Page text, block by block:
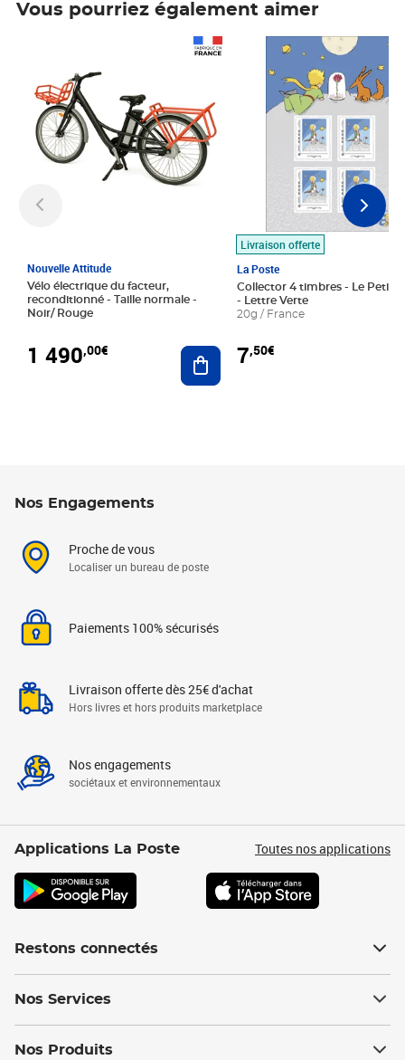
Vous pourriez également aimer
Nouvelle Attitude
Vélo électrique du facteur,
reconditionné - Taille normale -
Noir/ Rouge
1 490,00€ Ajouter au panier
Livraison offerte
La Poste
Collector 4 timbres - Le Petit
- Lettre Verte
20g / France
7,50€
Prix 7,50€
Nos Engagements
Proche de vous
Localiser un bureau de poste
Paiements 100% sécurisés
Livraison offerte dès 25€ d'achat
Hors livres et hors produits marketplace
Nos engagements
sociétaux et environnementaux
Applications La Poste Toutes nos applications
Restons connectés
Nos Services
Nos Produits